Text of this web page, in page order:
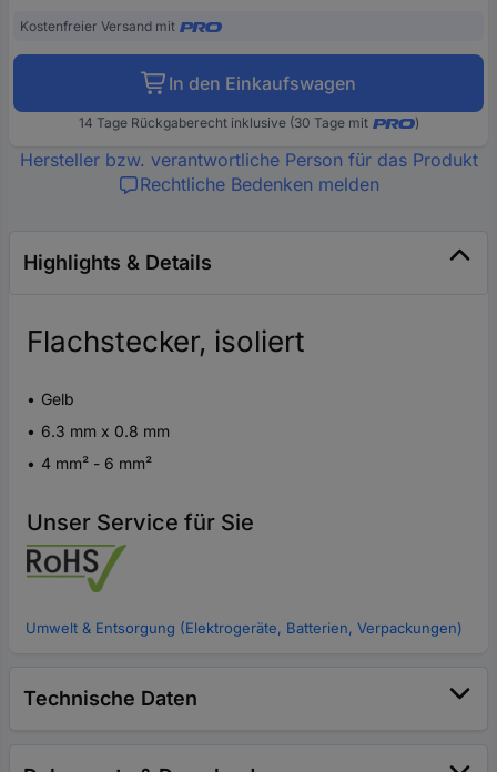
Kostenfreier Versand mit
In den Einkaufswagen
14 Tage Rückgaberecht inklusive (30 Tage mit )
Hersteller bzw. verantwortliche Person für das Produkt
Rechtliche Bedenken melden
Highlights & Details
Flachstecker, isoliert
Gelb
6.3 mm x 0.8 mm
4 mm² - 6 mm²
Unser Service für Sie
Umwelt & Entsorgung (Elektrogeräte, Batterien, Verpackungen)
Technische Daten